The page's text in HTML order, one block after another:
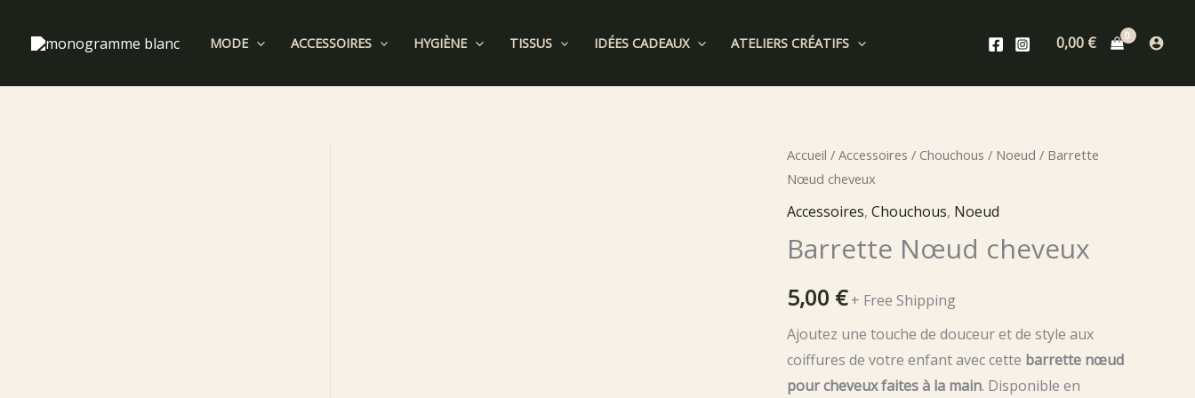
MODE ACCESSOIRES HYGIÈNE TISSUS IDÉES CADEAUX ATELIERS CRÉATIFS 0,00 €
Accueil /Accessoires / Chouchous / Noeud / Barrette
Nœud cheveux
Accessoires,Chouchous, Noeud
Barrette Nœud cheveux
5,00 € + Free Shipping
Ajoutez une touche de douceur et de style aux
coiffures de votre enfant avec cette barrette nœud
pour cheveuxfaites à la main. Disponible en